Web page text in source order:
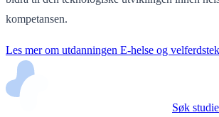
kompetansen.
Les mer om utdanningen E-helse og
Søk